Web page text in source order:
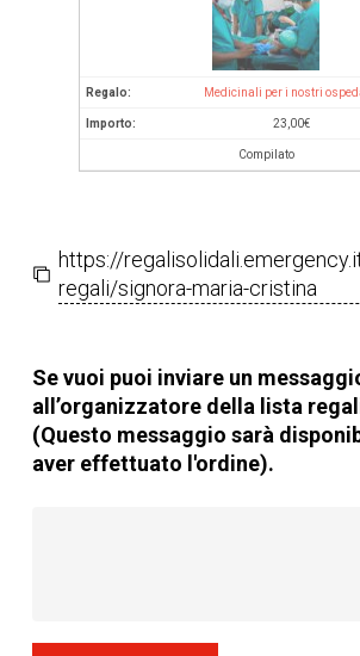
Medicinali per i nostri
23,00€
Compilato
https://
regali/signora-maria-cristina
Se vuoi puoi inviare un
all’organizzatore della lista
(Questo messaggio sarà
aver effettuato l'ordine).